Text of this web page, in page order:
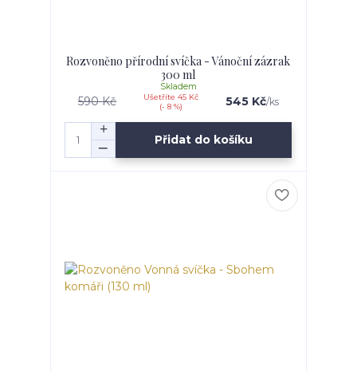
Rozvoněno přírodní svíčka - Vánoční zázrak
300 ml
590 Kč
Ušetříte 45 Kč
(- 8 %)
545 Kč/ks
Skladem
Přidat do košíku